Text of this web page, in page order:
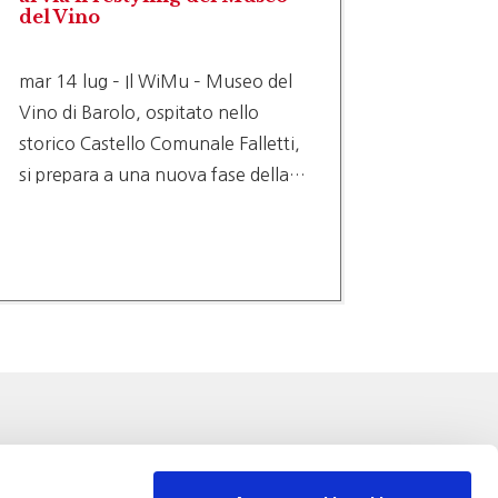
del Vino
mar 14 lug – Il WiMu – Museo del
Vino di Barolo, ospitato nello
storico Castello Comunale Falletti,
si prepara a una nuova fase della…